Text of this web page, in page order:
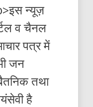
न्यूज़
व चैनल
पत्र में
जन
तथा
है